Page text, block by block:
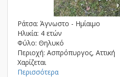
Ράτσα: Άγνωστο - Ημίαιμο
Ηλικία: 4 ετών
Φύλο: Θηλυκό
Περιοχή: Ασπρόπυργος, Αττική
Χαρίζεται
Περισσότερα